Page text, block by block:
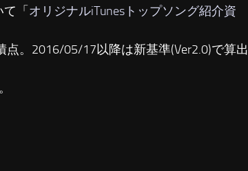
「 オリジナルiTunesトップソング紹介資
。2016/05/17以降は新基準(Ver2.0)で算出